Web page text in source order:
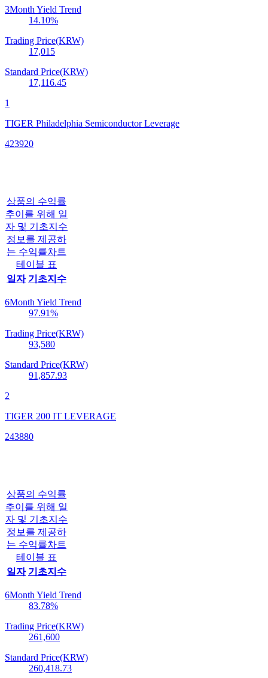
3Month Yield Trend
14.10%
Trading Price(KRW)
17,015
Standard Price(KRW)
17,116.45
1
TIGER Philadelphia Semiconductor Leverage
423920
상품의 수익률
추이를 위해 일
자 및 기초지수
정보를 제공하
는 수익률차트
테이블 표
일자 기초지수
6Month Yield Trend
97.91%
Trading Price(KRW)
93,580
Standard Price(KRW)
91,857.93
2
TIGER 200 IT LEVERAGE
243880
상품의 수익률
추이를 위해 일
자 및 기초지수
정보를 제공하
는 수익률차트
테이블 표
일자 기초지수
6Month Yield Trend
83.78%
Trading Price(KRW)
261,600
Standard Price(KRW)
260,418.73